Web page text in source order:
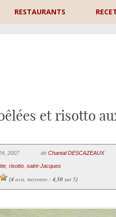
RESTAURANTS
et risotto
2007 de Chantal DESCAZEAUX
, risotto, saint-Jacques
(4avis, moyenne : 4,50sur 5)